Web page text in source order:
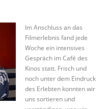
Im Anschluss an das
Filmerlebnis fand jede
Woche ein intensives
Gespräch im Café des
Kinos statt. Frisch und
noch unter dem Eindruck
des Erlebten konnten wir
uns sortieren und